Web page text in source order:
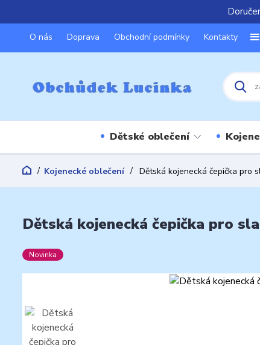
O nás Doprava Obchodní podmínky Kontakty
Dětské oblečení
Kojenecké oblečení Dětská kojenecká čepička pro
Dětská kojenecká čepička pro
Novinka